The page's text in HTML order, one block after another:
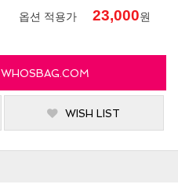
옵션 적용가 23,000원
WHOSBAG.COM
WISH LIST